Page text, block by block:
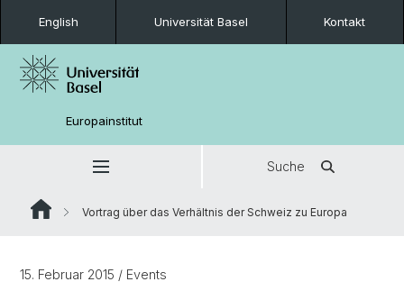
English Universität Basel Kontakt
Europainstitut
Suche
Vortrag über das Verhältnis der Schweiz zu Europa
15. Februar 2015 / Events